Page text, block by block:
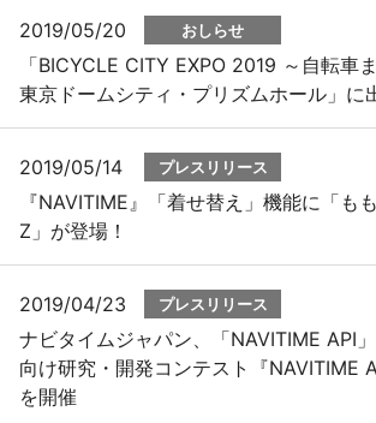
2019/05/20 おしらせ
「BICYCLE CITY EXPO 2019 ～自転車
東京ドームシティ・プリズムホール」に
2019/05/14 プレスリリース
『NAVITIME』「着せ替え」機能に「も
Z」が登場！
2019/04/23 プレスリリース
ナビタイムジャパン、「NAVITIME API
向け研究・開発コンテスト『NAVITIME
を開催